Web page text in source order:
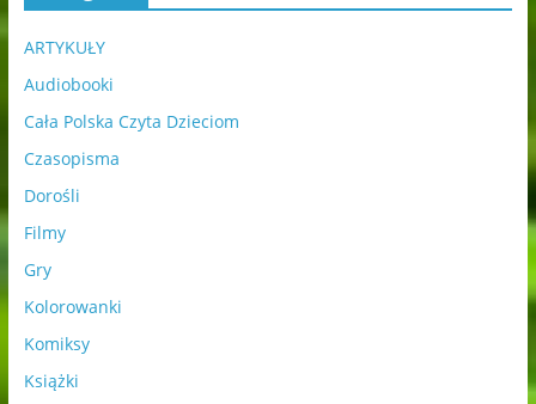
ARTYKUŁY
Audiobooki
Cała Polska Czyta Dzieciom
Czasopisma
Dorośli
Filmy
Gry
Kolorowanki
Komiksy
Książki